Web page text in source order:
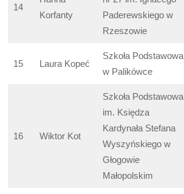
14
Korfanty
Paderewskiego w
Rzeszowie
15 Laura Kopeć
Szkoła Podstawowa
w Palikówce
16 Wiktor Kot
Szkoła Podstawowa
im. Księdza
Kardynała Stefana
Wyszyńskiego w
Głogowie
Małopolskim